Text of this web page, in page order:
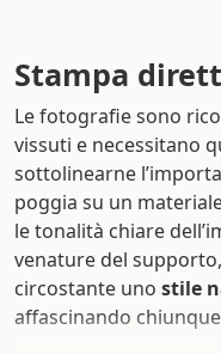
Stampa
Le fotografie sono
vissuti e necessitano
sottolinearne
poggia su un
le tonalità chiare
venature del
circostante uno stile
affascinando